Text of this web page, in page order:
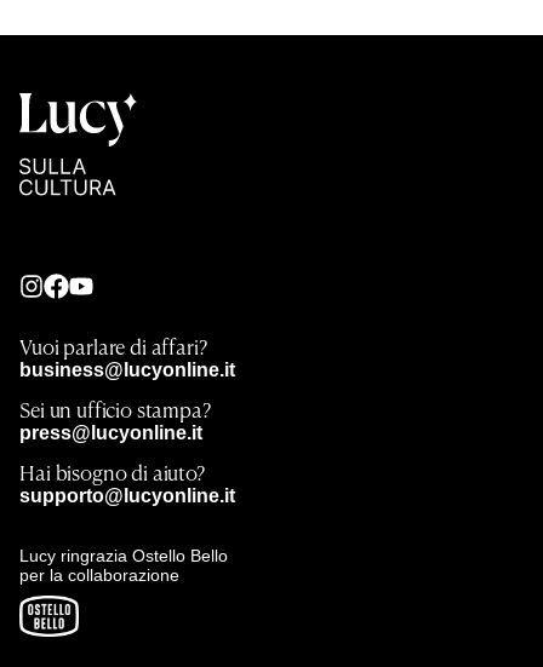
Vuoi parlare di affari?
business@lucyonline.it
Sei un ufficio stampa?
press@lucyonline.it
Hai bisogno di aiuto?
supporto@lucyonline.it
Lucy ringrazia Ostello Bello
per la collaborazione